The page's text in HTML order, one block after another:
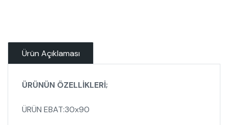
Ürün Açıklaması
ÜRÜNÜN ÖZELLİKLERİ;
ÜRÜN EBAT:30x90